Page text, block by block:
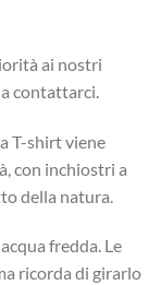
ai nostri
contattarci.
T-shirt viene
con inchiostri a
della natura.
fredda. Le
ricorda di girarlo